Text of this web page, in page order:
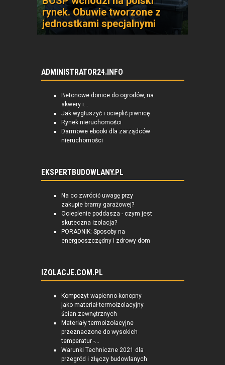
rynek. Obuwie tworzone z
jednostkami specjalnymi
ADMINISTRATOR24.INFO
Betonowe donice do ogrodów, na
skwery i...
Jak wygłuszyć i ocieplić piwnicę
Rynek nieruchomości
Darmowe ebooki dla zarządców
nieruchomości
EKSPERTBUDOWLANY.PL
Na co zwrócić uwagę przy
zakupie bramy garażowej?
Ocieplenie poddasza - czym jest
skuteczna izolacja?
PORADNIK: Sposoby na
energooszczędny i zdrowy dom
IZOLACJE.COM.PL
Kompozyt wapienno-konopny
jako materiał termoizolacyjny
ścian zewnętrznych
Materiały termoizolacyjne
przeznaczone do wysokich
temperatur -...
Warunki Techniczne 2021 dla
przegród i złączy budowlanych